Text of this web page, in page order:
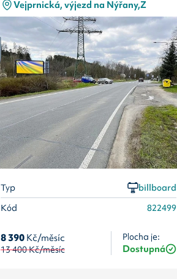
Vejprnická, výjezd na Nýřany,Z
Typ
billboard
Kód
822499
8 390Kč/měsíc
13 400Kč/měsíc
Plocha je:
Dostupná